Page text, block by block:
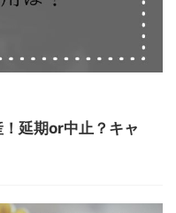
！延期or中止？キャ